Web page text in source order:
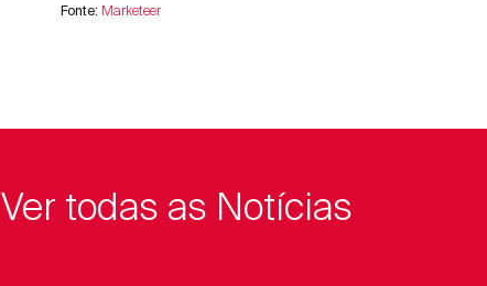
Fonte: Marketeer
Ver todas as Notícias